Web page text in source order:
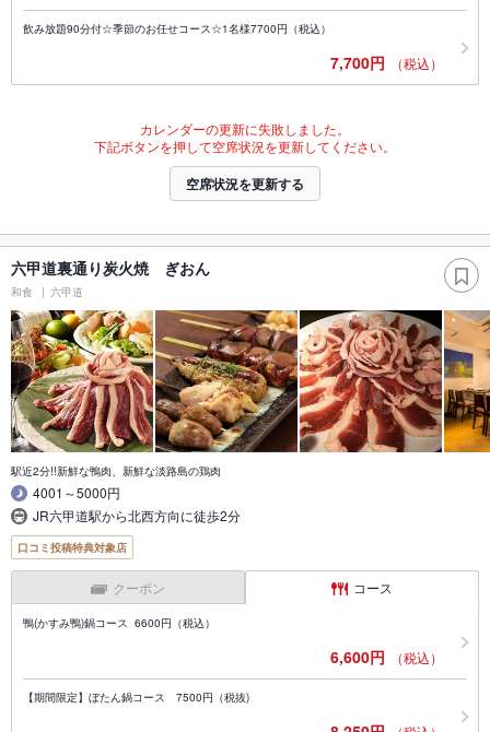
飲み放題90分付☆季節のお任せコース☆1名様7700円（税込）
7,700円 （税込）
カレンダーの更新に失敗しました。
下記ボタンを押して空席状況を更新してください。
空席状況を更新する
六甲道裏通り炭火焼 ぎおん
和食 六甲道
駅近2分!!新鮮な鴨肉、新鮮な淡路島の鶏肉
4001～5000円
JR六甲道駅から北西方向に徒歩2分
口コミ投稿特典対象店
クーポン コース
鴨(かすみ鴨)鍋コース 6600円（税込）
6,600円 （税込）
【期間限定】ぼたん鍋コース 7500円（税抜)